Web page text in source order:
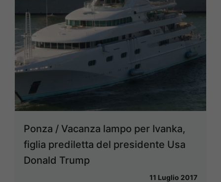
Ponza / Vacanza lampo per Ivanka,
figlia prediletta del presidente Usa
Donald Trump
11 Luglio 2017